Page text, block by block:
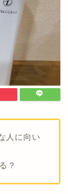
人に向い
？